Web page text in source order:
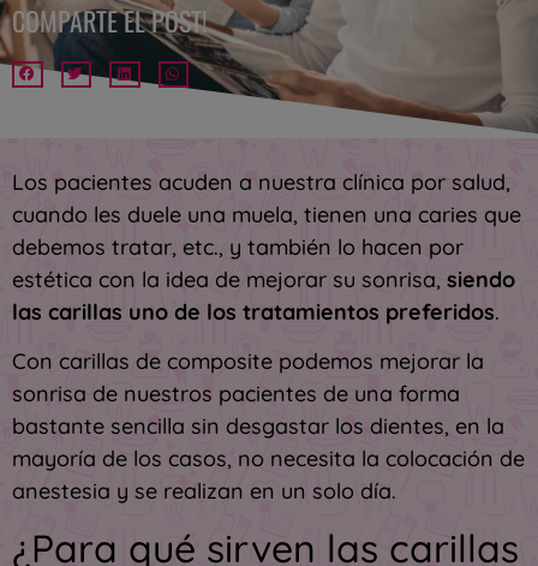
COMPARTE EL POST!
Los pacientes acuden a nuestra clínica por salud,
cuando les duele una muela, tienen una caries que
debemos tratar, etc., y también lo hacen por
estética con la idea de mejorar su sonrisa, siendo
las carillas uno de los tratamientos preferidos.
Con carillas de composite podemos mejorar la
sonrisa de nuestros pacientes de una forma
bastante sencilla sin desgastar los dientes, en la
mayoría de los casos, no necesita la colocación de
anestesia y se realizan en un solo día.
¿Para qué sirven las carillas